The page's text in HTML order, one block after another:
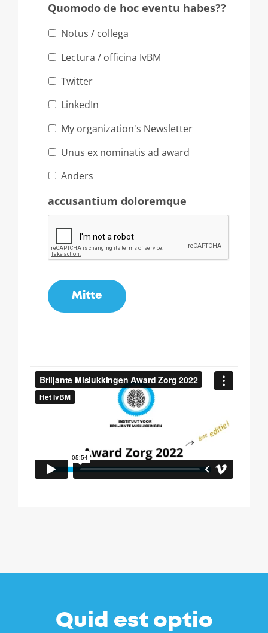
Quomodo de hoc eventu habes??
Notus / collega
Lectura / officina IvBM
Twitter
LinkedIn
My organization's Newsletter
Unus ex nominatis ad award
Anders
accusantium doloremque
Mitte
Quid est optio